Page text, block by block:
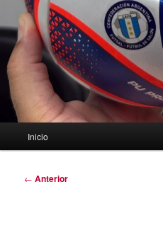
Inicio
Navegación
← Anterior